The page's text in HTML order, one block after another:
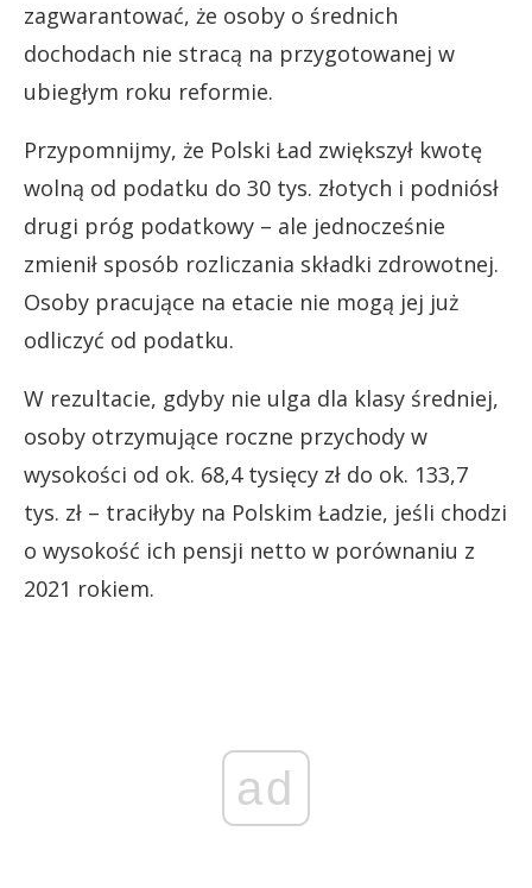
zagwarantować, że osoby o średnich
dochodach nie stracą na przygotowanej w
ubiegłym roku reformie.
Przypomnijmy, że Polski Ład zwiększył kwotę
wolną od podatku do 30 tys. złotych i podniósł
drugi próg podatkowy – ale jednocześnie
zmienił sposób rozliczania składki zdrowotnej.
Osoby pracujące na etacie nie mogą jej już
odliczyć od podatku.
W rezultacie, gdyby nie ulga dla klasy średniej,
osoby otrzymujące roczne przychody w
wysokości od ok. 68,4 tysięcy zł do ok. 133,7
tys. zł – traciłyby na Polskim Ładzie, jeśli chodzi
o wysokość ich pensji netto w porównaniu z
2021 rokiem.
ad